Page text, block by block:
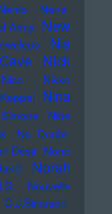
Nena
Army New
Nia
Nick
Nico
Nikko
Nina
Nine
No Doubt
Désir Nono
Norah
Nouvelle
O.J.Simpson